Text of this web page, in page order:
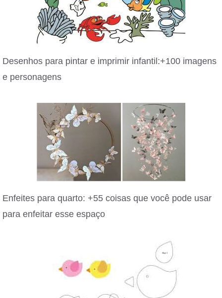
Desenhos para pintar e imprimir infantil:+100 imagens
e personagens
Enfeites para quarto: +55 coisas que você pode usar
para enfeitar esse espaço